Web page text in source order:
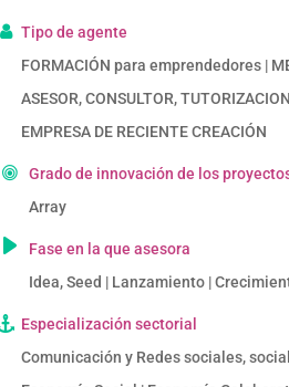
Tipo de agente
FORMACIÓN para emprendedores |
ASESOR, CONSULTOR,
EMPRESA DE RECIENTE CREACIÓN
Grado de innovación de los
Array
Fase en la que asesora
Idea, Seed | Lanzamiento |
Especialización sectorial
Comunicación y Redes sociales,